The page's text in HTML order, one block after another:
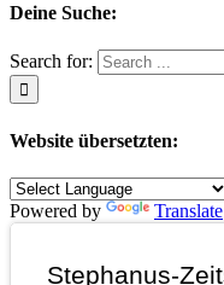
Deine Suche:
Search for:
Website übersetzten:
Powered by Translate